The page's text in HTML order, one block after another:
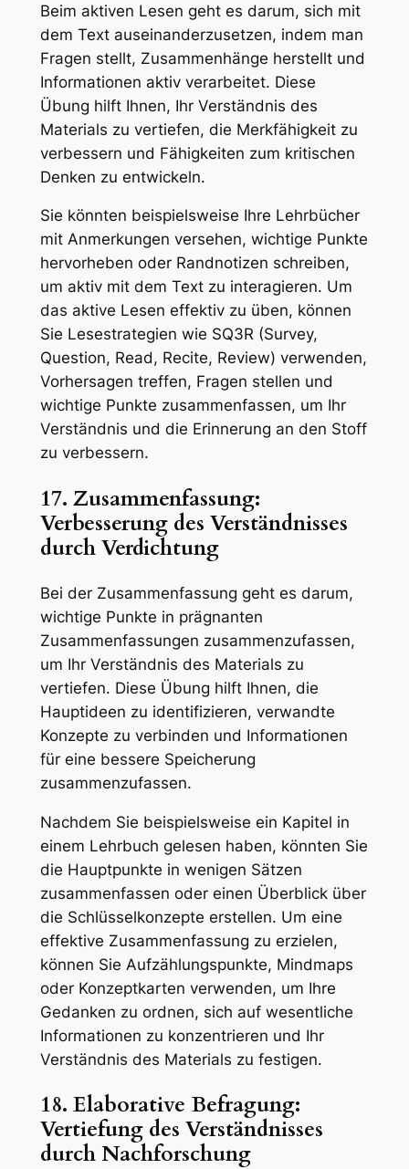
Beim aktiven Lesen geht es darum, sich mit
dem Text auseinanderzusetzen, indem man
Fragen stellt, Zusammenhänge herstellt und
Informationen aktiv verarbeitet. Diese
Übung hilft Ihnen, Ihr Verständnis des
Materials zu vertiefen, die Merkfähigkeit zu
verbessern und Fähigkeiten zum kritischen
Denken zu entwickeln.
Sie könnten beispielsweise Ihre Lehrbücher
mit Anmerkungen versehen, wichtige Punkte
hervorheben oder Randnotizen schreiben,
um aktiv mit dem Text zu interagieren. Um
das aktive Lesen effektiv zu üben, können
Sie Lesestrategien wie SQ3R (Survey,
Question, Read, Recite, Review) verwenden,
Vorhersagen treffen, Fragen stellen und
wichtige Punkte zusammenfassen, um Ihr
Verständnis und die Erinnerung an den Stoff
zu verbessern.
17. Zusammenfassung:
Verbesserung des Verständnisses
durch Verdichtung
Bei der Zusammenfassung geht es darum,
wichtige Punkte in prägnanten
Zusammenfassungen zusammenzufassen,
um Ihr Verständnis des Materials zu
vertiefen. Diese Übung hilft Ihnen, die
Hauptideen zu identifizieren, verwandte
Konzepte zu verbinden und Informationen
für eine bessere Speicherung
zusammenzufassen.
Nachdem Sie beispielsweise ein Kapitel in
einem Lehrbuch gelesen haben, könnten Sie
die Hauptpunkte in wenigen Sätzen
zusammenfassen oder einen Überblick über
die Schlüsselkonzepte erstellen. Um eine
effektive Zusammenfassung zu erzielen,
können Sie Aufzählungspunkte, Mindmaps
oder Konzeptkarten verwenden, um Ihre
Gedanken zu ordnen, sich auf wesentliche
Informationen zu konzentrieren und Ihr
Verständnis des Materials zu festigen.
18. Elaborative Befragung:
Vertiefung des Verständnisses
durch Nachforschung